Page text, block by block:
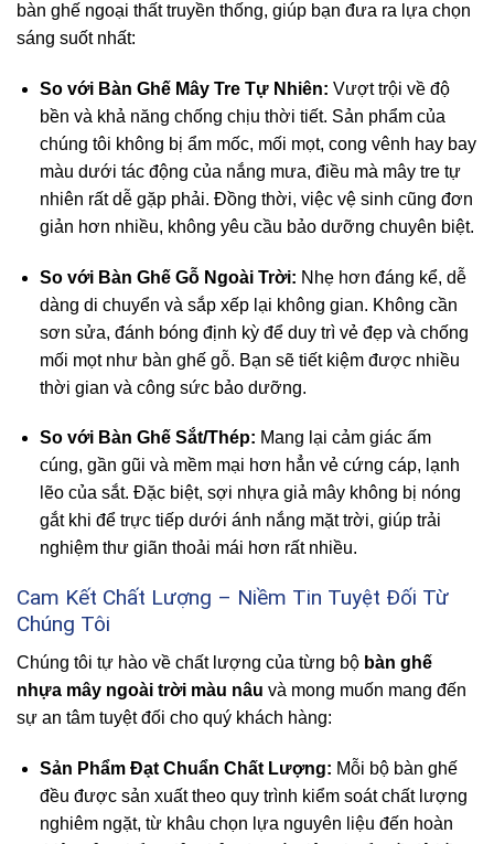
bàn ghế ngoại thất truyền thống, giúp bạn đưa ra lựa chọn
sáng suốt nhất:
So với Bàn Ghế Mây Tre Tự Nhiên: Vượt trội về độ
bền và khả năng chống chịu thời tiết. Sản phẩm của
chúng tôi không bị ẩm mốc, mối mọt, cong vênh hay bay
màu dưới tác động của nắng mưa, điều mà mây tre tự
nhiên rất dễ gặp phải. Đồng thời, việc vệ sinh cũng đơn
giản hơn nhiều, không yêu cầu bảo dưỡng chuyên biệt.
So với Bàn Ghế Gỗ Ngoài Trời: Nhẹ hơn đáng kể, dễ
dàng di chuyển và sắp xếp lại không gian. Không cần
sơn sửa, đánh bóng định kỳ để duy trì vẻ đẹp và chống
mối mọt như bàn ghế gỗ. Bạn sẽ tiết kiệm được nhiều
thời gian và công sức bảo dưỡng.
So với Bàn Ghế Sắt/Thép: Mang lại cảm giác ấm
cúng, gần gũi và mềm mại hơn hẳn vẻ cứng cáp, lạnh
lẽo của sắt. Đặc biệt, sợi nhựa giả mây không bị nóng
gắt khi để trực tiếp dưới ánh nắng mặt trời, giúp trải
nghiệm thư giãn thoải mái hơn rất nhiều.
Cam Kết Chất Lượng – Niềm Tin Tuyệt Đối Từ
Chúng Tôi
Chúng tôi tự hào về chất lượng của từng bộ bàn ghế
nhựa mây ngoài trời màu nâu và mong muốn mang đến
sự an tâm tuyệt đối cho quý khách hàng:
Sản Phẩm Đạt Chuẩn Chất Lượng: Mỗi bộ bàn ghế
đều được sản xuất theo quy trình kiểm soát chất lượng
nghiêm ngặt, từ khâu chọn lựa nguyên liệu đến hoàn